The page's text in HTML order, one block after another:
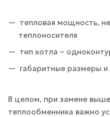
тепловая мощность,
теплоносителя
тип котла –
габаритные размеры
В целом, при замене
теплообменника важно